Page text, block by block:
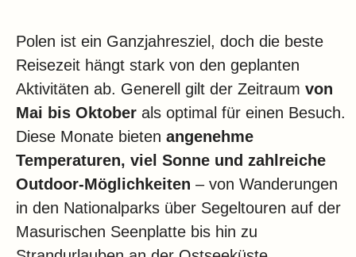
Polen ist ein Ganzjahresziel, doch die beste
Reisezeit hängt stark von den geplanten
Aktivitäten ab. Generell gilt der Zeitraum von
Mai bis Oktober als optimal für einen Besuch.
Diese Monate bieten angenehme
Temperaturen, viel Sonne und zahlreiche
Outdoor-Möglichkeiten – von Wanderungen
in den Nationalparks über Segeltouren auf der
Masurischen Seenplatte bis hin zu